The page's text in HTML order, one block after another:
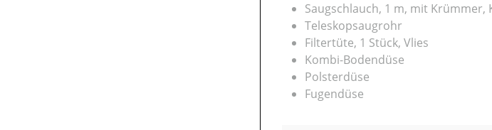
Saugschlauch, 1 m, mit Krümmer,
Teleskopsaugrohr
Filtertüte, 1 Stück, Vlies
Kombi-Bodendüse
Polsterdüse
Fugendüse